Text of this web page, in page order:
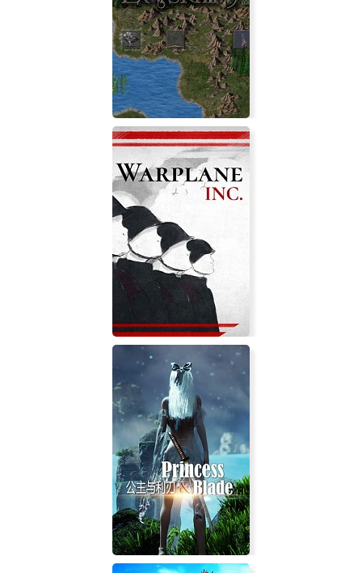
Rogue Arrows
Conquest of Elysium 5
Warplane inc.